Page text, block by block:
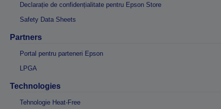
Declarație de confidențialitate pentru Epson Store
Safety Data Sheets
Partners
Portal pentru parteneri Epson
LPGA
Technologies
Tehnologie Heat-Free